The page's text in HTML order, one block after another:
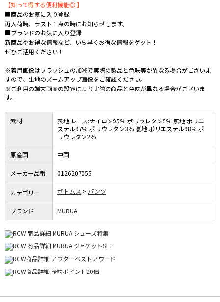
【知って得する便利機能◎ 】
■商品のお気に入り登録
再入荷時、ラスト１点の時にお知らせします。
■ブランドのお気に入り登録
新商品やお得な情報など、いち早くお得な情報をゲット！
ぜひご活用ください！
※着用画像はフラッシュの加減で実際の製品と色味等が異なる場合がございま
すので、生地のズームアップ画像をご確認ください。
※ご利用の端末画面の設定により実際の商品と色味が異なる場合がございま
す。
素材
表地 レース:ナイロン95％ ポリウレタン5％ 無地:ポリエ
ステル97％ ポリウレタン3％ 裏地:ポリエステル98％ ポ
リウレタン2％
原産国 中国
メーカー品番 0126207055
カテゴリー ボトムス パンツ
ブランド MURUA